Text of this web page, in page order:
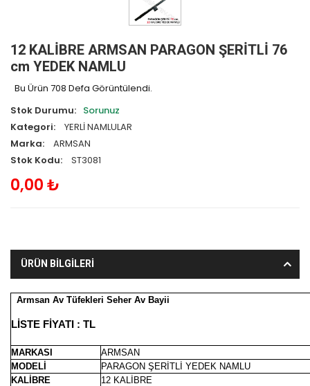
12 KALİBRE ARMSAN PARAGON ŞERİTLİ 76
cm YEDEK NAMLU
Bu Ürün 708 Defa Görüntülendi.
Stok Durumu: Sorunuz
Kategori:
YERLİ NAMLULAR
Marka:
ARMSAN
Stok Kodu:
ST3081
0,00 ₺
ÜRÜN BİLGİLERİ
Armsan Av Tüfekleri Seher Av Bayii
LİSTE FİYATI : TL
MARKASI
ARMSAN
MODELİ
PARAGON ŞERİTLİ YEDEK NAMLU
KALİBRE
12 KALİBRE